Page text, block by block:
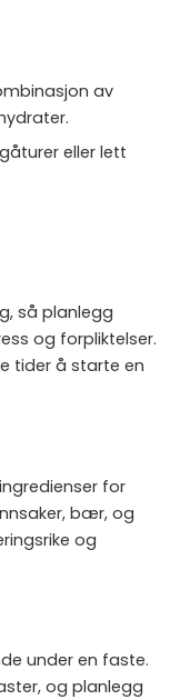
av
eller lett
så planlegg
og forpliktelser.
tider å starte en
for
bær, og
og
under en faste.
og planlegg